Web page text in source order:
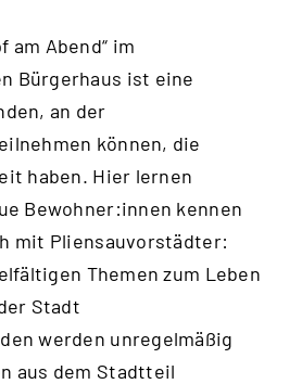
am Abend“ im
Bürgerhaus ist eine
an der
können, die
haben. Hier lernen
Bewohner:innen kennen
mit Pliensauvorstädter:
Themen zum Leben
Stadt
werden unregelmäßig
aus dem Stadtteil